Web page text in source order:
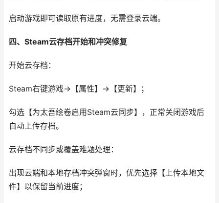
启动游戏即可读取原有进度，无需登录云端。
四、Steam云存档开始和冲突修复
开始云存档：
Steam右键游戏→【属性】→【更新】；
勾选【为太吾绘卷启用Steam云同步】，正常关闭游戏后
自动上传存档。
云存档不同步或覆盖难题处理：
出现云端和本地存档冲突弹窗时，优先选择【上传本地文
件】以保留当前进度；